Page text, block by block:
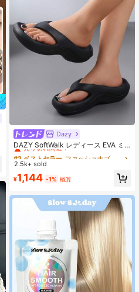
Dazy
DAZY SoftWalk レディース EVA ミ
ッドヒールプラットフォームビーチ
サンダル - 超軽量、通気性、快適、
ルデザイン、ビーチ、休暇、家庭で
の自由時間、デイリー着用に適し、
オールシーズン、スリップオン、無
地、プリントなし
#2 ベストセラー
売り切れ間近！
#2 ベストセラー
売り切れ間近！
#2 ベストセラー
売り切れ間近！
#2 ベストセラー
売り切れ間近！
2.5k+ sold
¥1,144 -1% 概算